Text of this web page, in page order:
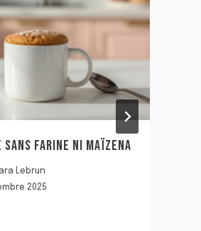
SANS FARINE NI MAÏZENA
Lebrun
2025